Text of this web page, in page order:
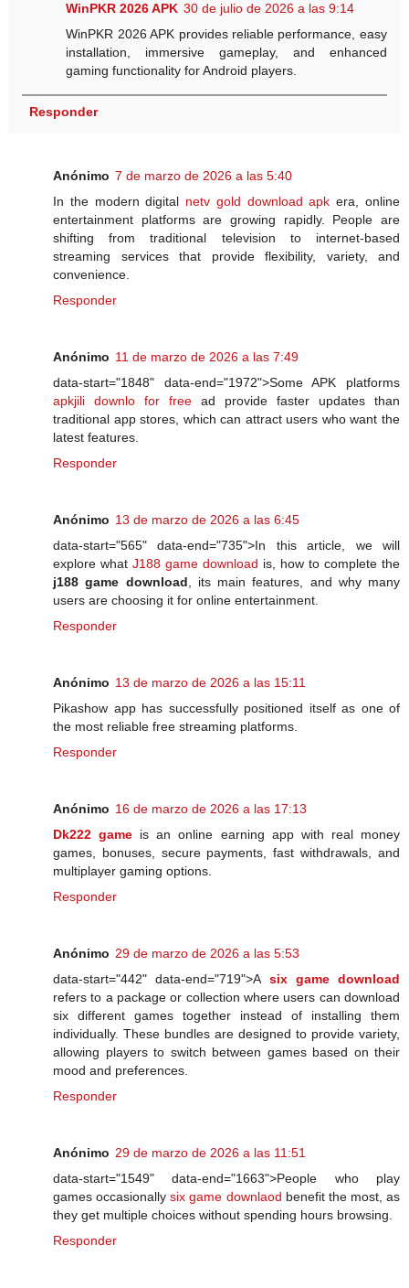
WinPKR 2026 APK 30 de julio de 2026 a las 9:14
WinPKR 2026 APK provides reliable performance, easy
installation, immersive gameplay, and enhanced
gaming functionality for Android players.
Responder
Anónimo 7 de marzo de 2026 a las 5:40
In the modern digital netv gold download apk era, online
entertainment platforms are growing rapidly. People are
shifting from traditional television to internet-based
streaming services that provide flexibility, variety, and
convenience.
Responder
Anónimo 11 de marzo de 2026 a las 7:49
data-start="1848" data-end="1972">Some APK platforms
apkjili downlo for free ad provide faster updates than
traditional app stores, which can attract users who want the
latest features.
Responder
Anónimo 13 de marzo de 2026 a las 6:45
data-start="565" data-end="735">In this article, we will
explore what J188 game download is, how to complete the
j188 game download , its main features, and why many
users are choosing it for online entertainment.
Responder
Anónimo 13 de marzo de 2026 a las 15:11
Pikashow app has successfully positioned itself as one of
the most reliable free streaming platforms.
Responder
Anónimo 16 de marzo de 2026 a las 17:13
Dk222 game is an online earning app with real money
games, bonuses, secure payments, fast withdrawals, and
multiplayer gaming options.
Responder
Anónimo 29 de marzo de 2026 a las 5:53
data-start="442" data-end="719">A six game download
refers to a package or collection where users can download
six different games together instead of installing them
individually. These bundles are designed to provide variety,
allowing players to switch between games based on their
mood and preferences.
Responder
Anónimo 29 de marzo de 2026 a las 11:51
data-start="1549" data-end="1663">People who play
games occasionallysix game downlaod benefit the most, as
they get multiple choices without spending hours browsing.
Responder